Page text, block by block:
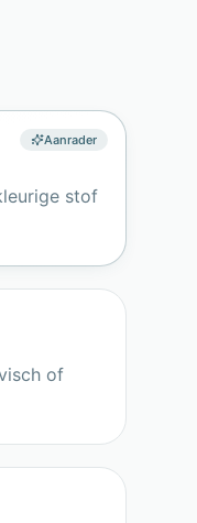
Aanrader
stof
of